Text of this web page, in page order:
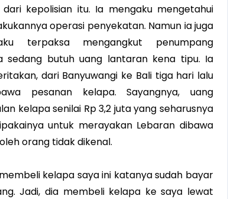
dari kepolisian itu. Ia mengaku mengetahui
operasi penyekatan. Namun ia juga
terpaksa mengangkut penumpang
sedang butuh uang lantaran kena tipu. Ia
dari Banyuwangi ke Bali tiga hari lalu
pesanan kelapa. Sayangnya, uang
kelapa senilai Rp 3,2 juta yang seharusnya
untuk merayakan Lebaran dibawa
orang tidak dikenal.
kelapa saya ini katanya sudah bayar
Jadi, dia membeli kelapa ke saya lewat